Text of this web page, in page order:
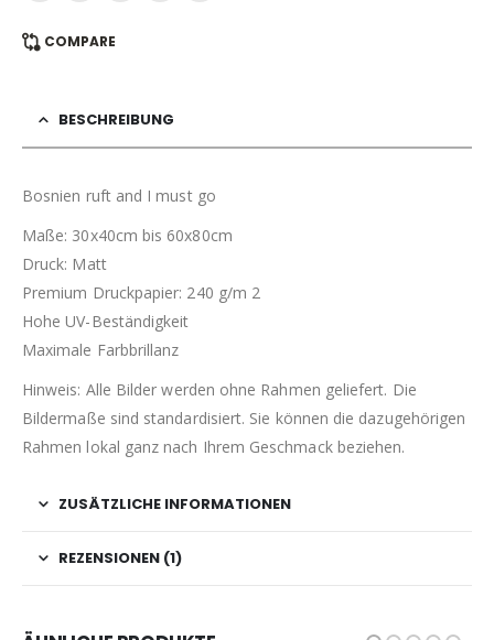
COMPARE
BESCHREIBUNG
Bosnien ruft and I must go
Maße: 30x40cm bis 60x80cm
Druck: Matt
Premium Druckpapier: 240 g/m 2
Hohe UV-Beständigkeit
Maximale Farbbrillanz
Hinweis: Alle Bilder werden ohne Rahmen geliefert. Die
Bildermaße sind standardisiert. Sie können die dazugehörigen
Rahmen lokal ganz nach Ihrem Geschmack beziehen.
ZUSÄTZLICHE INFORMATIONEN
REZENSIONEN (1)